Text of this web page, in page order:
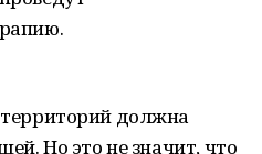
должна
Но это не значит, что